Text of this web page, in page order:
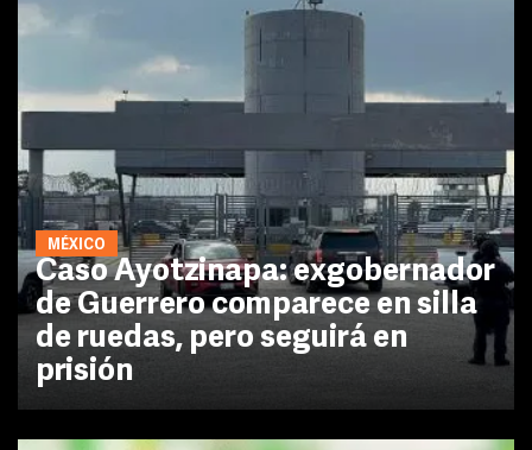
MÉXICO
Caso Ayotzinapa: exgobernador
de Guerrero comparece en silla
de ruedas, pero seguirá en
prisión